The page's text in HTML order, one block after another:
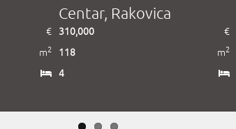
€
m2
Centar, Rakovica
310,000
€
118
m2
4